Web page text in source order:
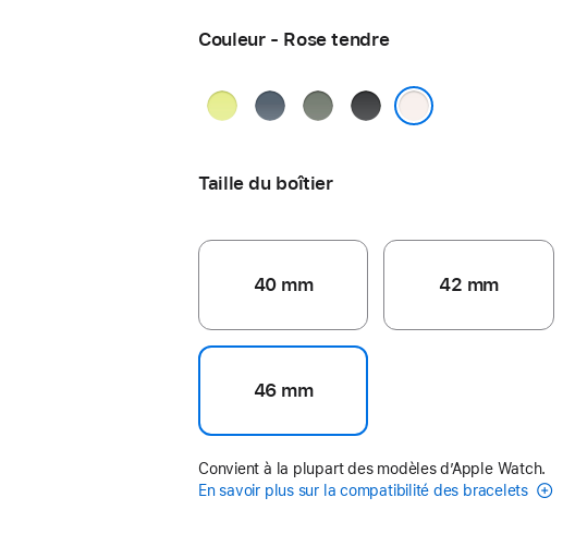
Couleur - Rose tendre
JauneBleu
Gris-
Noir
Taille du boîtier
40 mm 42 mm
46 mm
Convient à la plupart des modèles d’Apple Watch.
En savoir plus sur la compatibilité des bracelets